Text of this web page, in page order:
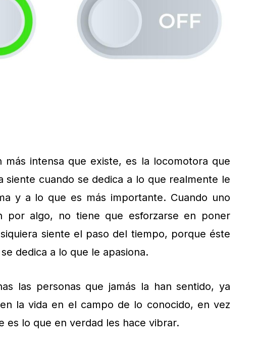
más intensa que existe, es la locomotora que
siente cuando se dedica a lo que realmente le
y a lo que es más importante. Cuando uno
por algo, no tiene que esforzarse en poner
siente el paso del tiempo, porque éste
dedica a lo que le apasiona.
las personas que jamás la han sentido, ya
la vida en el campo de lo conocido, en vez
es lo que en verdad les hace vibrar.